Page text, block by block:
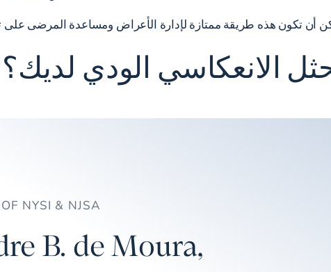
أن تكون هذه طريقة ممتازة لإدارة الأعراض ومساعدة المرضى
الانعكاسي الودي لديك؟
NYSI & NJSA
B. de Moura,